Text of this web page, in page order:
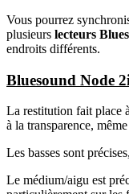
Vous pourrez
plusieurs lecteurs
endroits différents.
Bluesound Node
La restitution fait place
à la transparence,
Les basses sont
Le médium/aigu est